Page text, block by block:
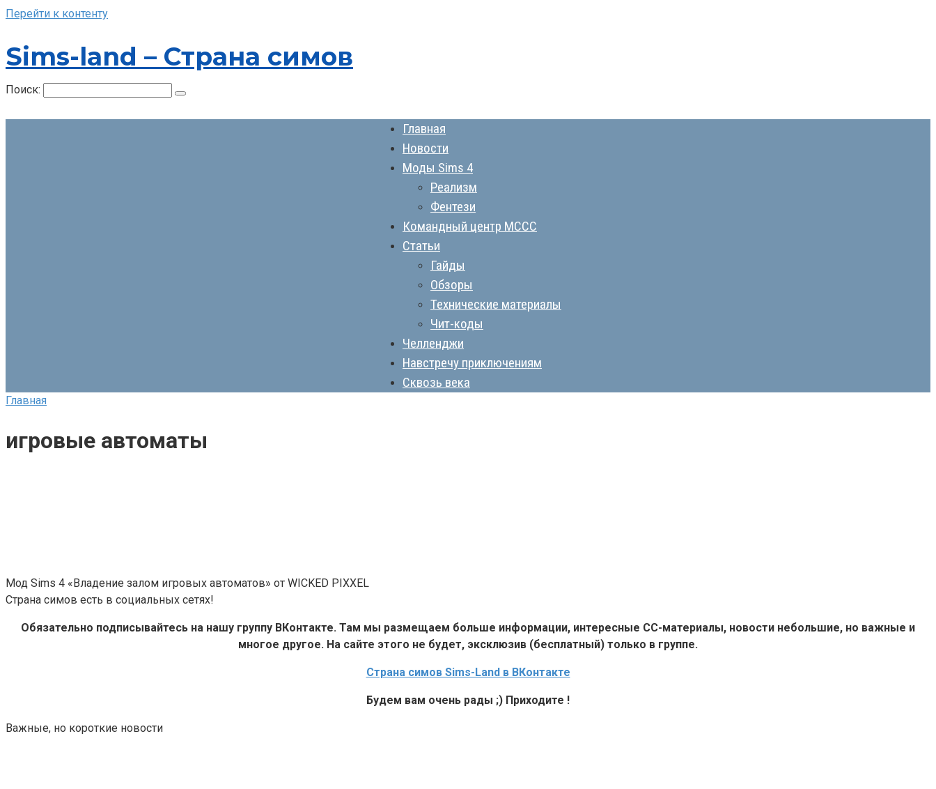
Перейти к контенту
Sims-land – Страна симов
Поиск:
Главная
Новости
Моды Sims 4
Реализм
Фентези
Командный центр MCCC
Статьи
Гайды
Обзоры
Технические материалы
Чит-коды
Челленджи
Навстречу приключениям
Сквозь века
Главная
игровые автоматы
Мод Sims 4 «Владение залом игровых автоматов» от WICKED PIXXEL
Страна симов есть в социальных сетях!
Обязательно подписывайтесь на нашу группу ВКонтакте. Там мы размещаем больше информации, интересные СС-материалы, новости небольшие, но важные и
многое другое. На сайте этого не будет, эксклюзив (бесплатный) только в группе.
Страна симов Sims-Land в ВКонтакте
Будем вам очень рады ;) Приходите !
Важные, но короткие новости